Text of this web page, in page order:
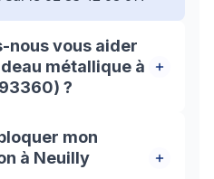
nous vous aider
métallique à
?
les professionnelles
nos artisans experts
exceptionnel pour
mon
à Neuilly